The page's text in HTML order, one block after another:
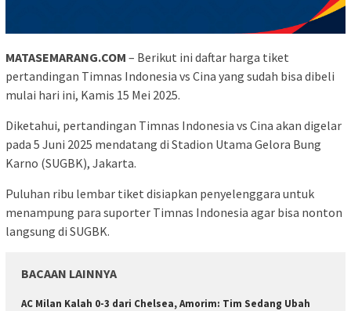
MATASEMARANG.COM – Berikut ini daftar harga tiket
pertandingan Timnas Indonesia vs Cina yang sudah bisa dibeli
mulai hari ini, Kamis 15 Mei 2025.
Diketahui, pertandingan Timnas Indonesia vs Cina akan digelar
pada 5 Juni 2025 mendatang di Stadion Utama Gelora Bung
Karno (SUGBK), Jakarta.
Puluhan ribu lembar tiket disiapkan penyelenggara untuk
menampung para suporter Timnas Indonesia agar bisa nonton
langsung di SUGBK.
BACAAN LAINNYA
AC Milan Kalah 0-3 dari Chelsea, Amorim: Tim Sedang Ubah